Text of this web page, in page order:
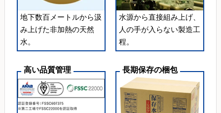
地下数百メートルから汲
み上げた非加熱の天然
水。
水源から直接組み上げ、
人の手が入らない製造工
程。
高い品質管理 長期保存の梱包